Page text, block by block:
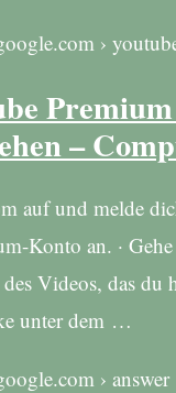
›
–
auf und melde
Konto an. ·
Videos, das du
unter dem …
› answer